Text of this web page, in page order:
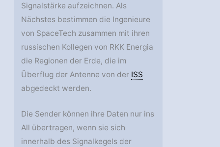
Signalstärke aufzeichnen. Als
Nächstes bestimmen die Ingenieure
von SpaceTech zusammen mit ihren
russischen Kollegen von RKK Energia
die Regionen der Erde, die im
Überflug der Antenne von der ISS
abgedeckt werden.
Die Sender können ihre Daten nur ins
All übertragen, wenn sie sich
innerhalb des Signalkegels der